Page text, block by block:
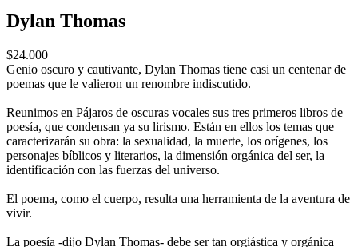
Dylan Thomas
$24.000
Genio oscuro y cautivante, Dylan Thomas tiene casi un centenar de
poemas que le valieron un renombre indiscutido.
Reunimos en Pájaros de oscuras vocales sus tres primeros libros de
poesía, que condensan ya su lirismo. Están en ellos los temas que
caracterizarán su obra: la sexualidad, la muerte, los orígenes, los
personajes bíblicos y literarios, la dimensión orgánica del ser, la
identificación con las fuerzas del universo.
El poema, como el cuerpo, resulta una herramienta de la aventura de
vivir.
La poesía -dijo Dylan Thomas- debe ser tan orgiástica y orgánica